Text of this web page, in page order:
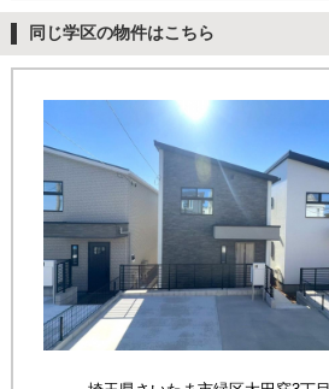
同じ学区の物件はこちら